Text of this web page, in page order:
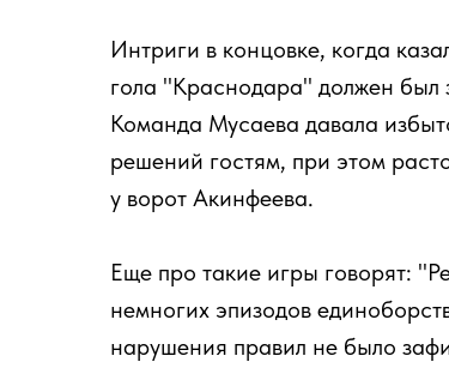
Интриги в концовке, когда
гола "Краснодара" должен был
Команда Мусаева давала
решений гостям, при этом
у ворот Акинфеева.
Еще про такие игры говорят:
немногих эпизодов
нарушения правил не было